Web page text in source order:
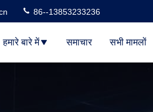
86--13853233236
हमारे बारे में समाचार सभी मामलों